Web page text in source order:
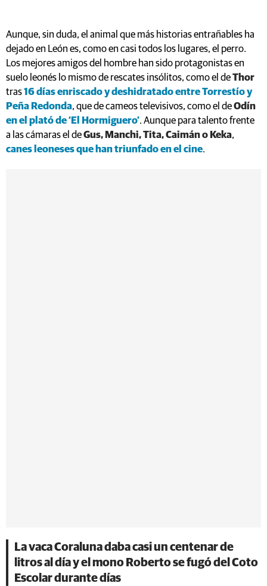
Aunque, sin duda, el animal que más historias entrañables ha
dejado en León es, como en casi todos los lugares, el perro.
Los mejores amigos del hombre han sido protagonistas en
suelo leonés lo mismo de rescates insólitos, como el deThor
tras16 días enriscado y deshidratado entre Torrestío y
Peña Redonda, que de cameos televisivos, como el deOdín
en el plató de ‘El Hormiguero’. Aunque para talento frente
a las cámaras el deGus, Manchi, Tita, Caimán o Keka,
canes leoneses que han triunfado en el cine.
La vaca Coraluna daba casi un centenar de
litros al día y el mono Roberto se fugó del Coto
Escolar durante días